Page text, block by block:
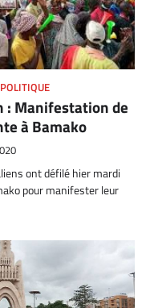
POLITIQUE
: Manifestation de
à Bamako
ont défilé hier mardi
pour manifester leur